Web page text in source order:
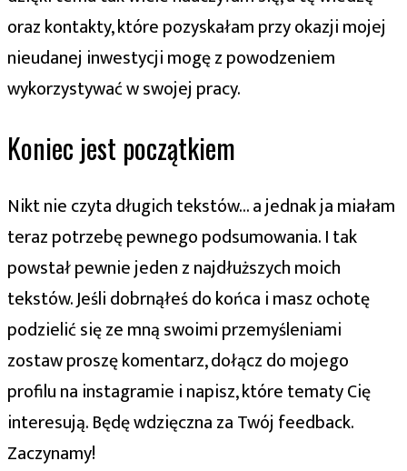
oraz kontakty, które pozyskałam przy okazji mojej
nieudanej inwestycji mogę z powodzeniem
wykorzystywać w swojej pracy.
Koniec jest początkiem
Nikt nie czyta długich tekstów… a jednak ja miałam
teraz potrzebę pewnego podsumowania. I tak
powstał pewnie jeden z najdłuższych moich
tekstów. Jeśli dobrnąłeś do końca i masz ochotę
podzielić się ze mną swoimi przemyśleniami
zostaw proszę komentarz, dołącz do mojego
profilu na instagramie i napisz, które tematy Cię
interesują. Będę wdzięczna za Twój feedback.
Zaczynamy!